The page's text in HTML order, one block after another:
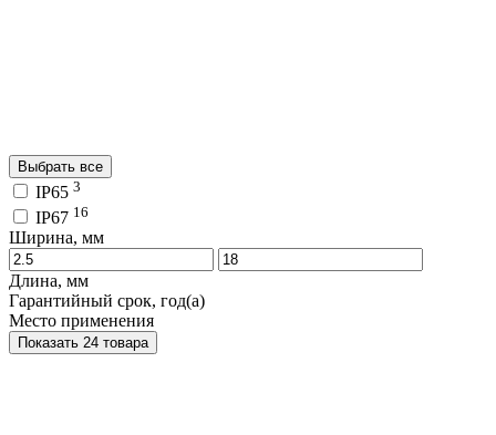
Выбрать все
IP65 3
IP67 16
Ширина, мм
Длина, мм
Гарантийный срок, год(а)
Место применения
Показать 24 товара